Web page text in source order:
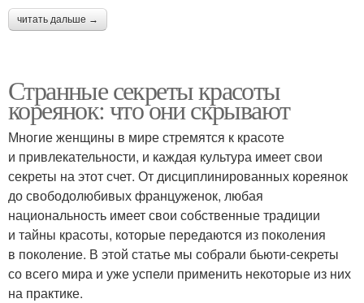
читать дальше →
Странные секреты красоты
кореянок: что они скрывают
Многие женщины в мире стремятся к красоте
и привлекательности, и каждая культура имеет свои
секреты на этот счет. От дисциплинированных кореянок
до свободолюбивых француженок, любая
национальность имеет свои собственные традиции
и тайны красоты, которые передаются из поколения
в поколение. В этой статье мы собрали бьюти-секреты
со всего мира и уже успели применить некоторые из них
на практике.